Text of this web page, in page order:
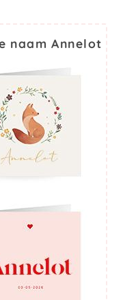
naam Annelot